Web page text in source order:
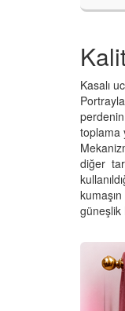
Kasalı
toplama
diğer
güneşlik